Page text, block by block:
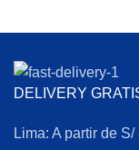
DELIVERY
Lima: A partir de S/